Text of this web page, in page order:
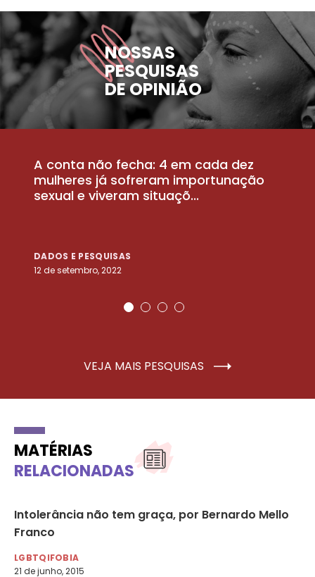
NOSSAS
PESQUISAS
DE OPINIÃO
A conta não fecha: 4 em cada dez
mulheres já sofreram importunação
sexual e viveram situaçõ...
DADOS E PESQUISAS
12 de setembro, 2022
VEJA MAIS PESQUISAS
MATÉRIAS
RELACIONADAS
Intolerância não tem graça, por Bernardo Mello
Franco
LGBTQIFOBIA
21 de junho, 2015